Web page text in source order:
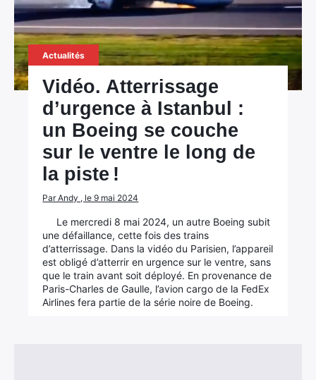
Actualités
Vidéo. Atterrissage
d’urgence à Istanbul :
un Boeing se couche
sur le ventre le long de
la piste !
Par Andy , le 9 mai 2024
Le mercredi 8 mai 2024, un autre Boeing subit
une défaillance, cette fois des trains
d’atterrissage. Dans la vidéo du Parisien, l’appareil
est obligé d’atterrir en urgence sur le ventre, sans
que le train avant soit déployé. En provenance de
Paris-Charles de Gaulle, l’avion cargo de la FedEx
Airlines fera partie de la série noire de Boeing.